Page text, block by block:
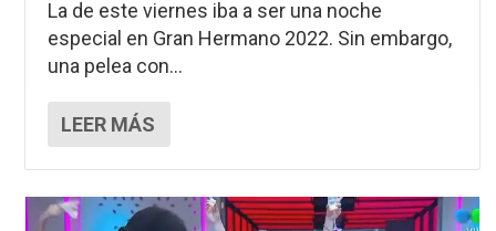
La de este viernes iba a ser una noche
especial en Gran Hermano 2022. Sin embargo,
una pelea con...
LEER MÁS